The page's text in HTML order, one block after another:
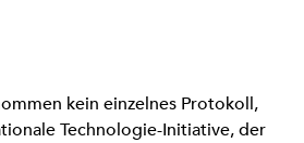
kein einzelnes Protokoll,
Technologie-Initiative, der